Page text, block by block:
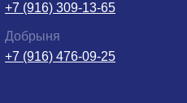
+7 (916) 476-09-25
Добрыня
+7 (916) 309-13-65